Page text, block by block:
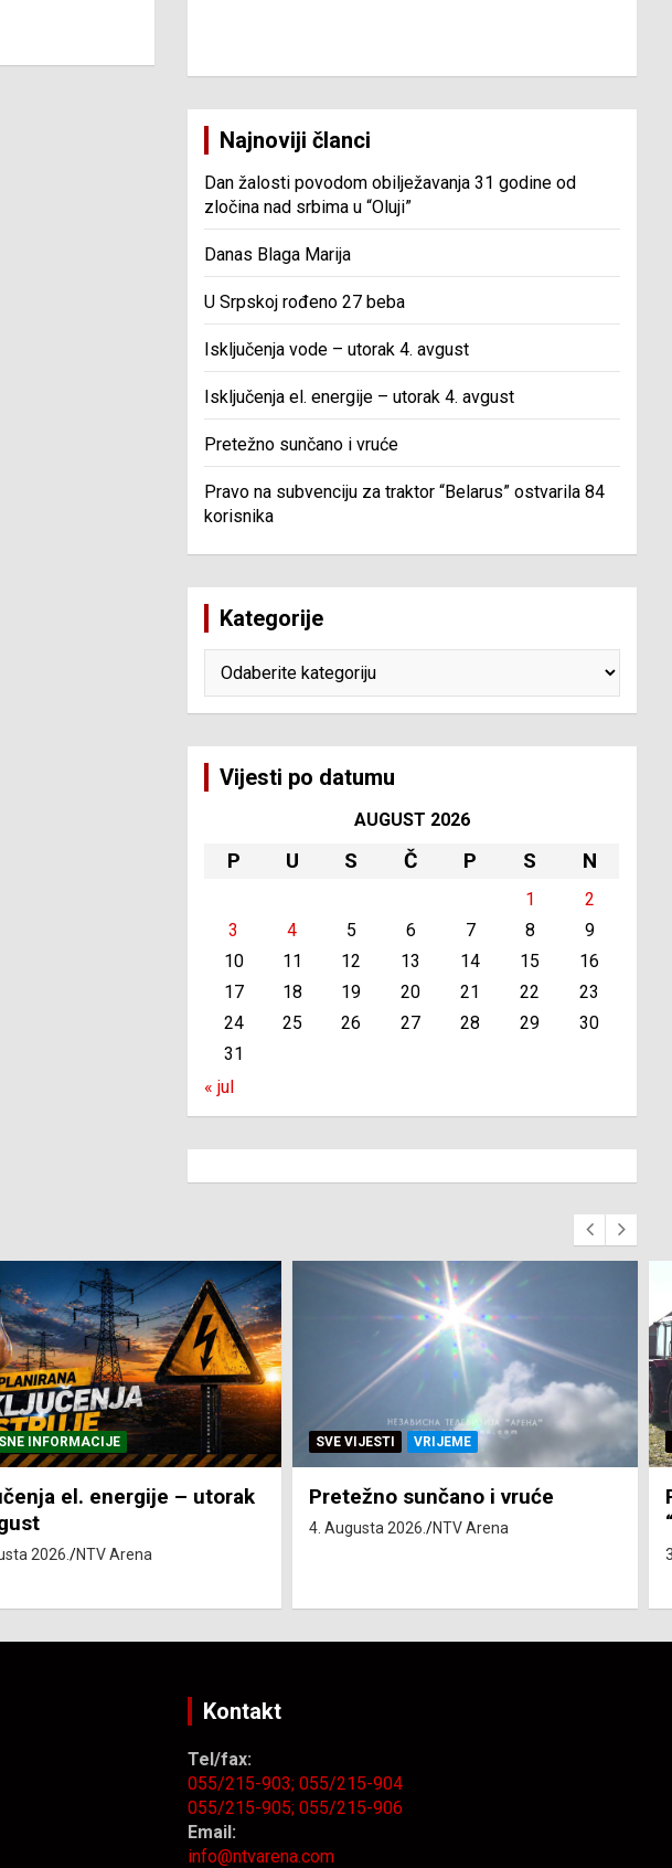
Najnoviji članci
Dan žalosti povodom obilježavanja 31 godine od
zločina nad srbima u “Oluji”
Danas Blaga Marija
U Srpskoj rođeno 27 beba
Isključenja vode – utorak 4. avgust
Isključenja el. energije – utorak 4. avgust
Pretežno sunčano i vruće
Pravo na subvenciju za traktor “Belarus” ostvarila 84
korisnika
Kategorije
Vijesti po datumu
AUGUST 2026
P U S Č P S N
1
2
3
4 5 6 7 8
9
10
11 12 13 14 15
16
17
18 19 20 21 22
23
24
25 26 27 28 29
30
31
« jul
VRIJEME
sunčano i vruće
2026.
SVE VIJESTI ZEMLJA
Pravo na subvenciju za traktor
“Belarus” ostvarila 84 korisnika
Kontakt
Tel/fax:
055/215-903;055/215-904
055/215-905;055/215-906
Email:
info@ntvarena.com